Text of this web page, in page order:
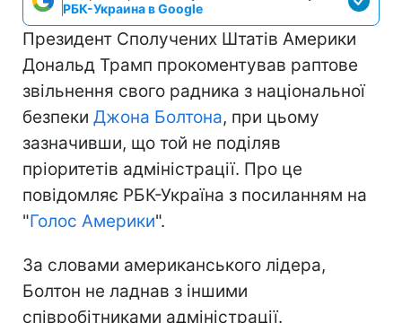
РБК-Украина в Google
Президент Сполучених Штатів Америки
Дональд Трамп прокоментував раптове
звільнення свого радника з національної
безпеки Джона Болтона, при цьому
зазначивши, що той не поділяв
пріоритетів адміністрації. Про це
повідомляє РБК-Україна з посиланням на
"Голос Америки".
За словами американського лідера,
Болтон не ладнав з іншими
співробітниками адміністрації.